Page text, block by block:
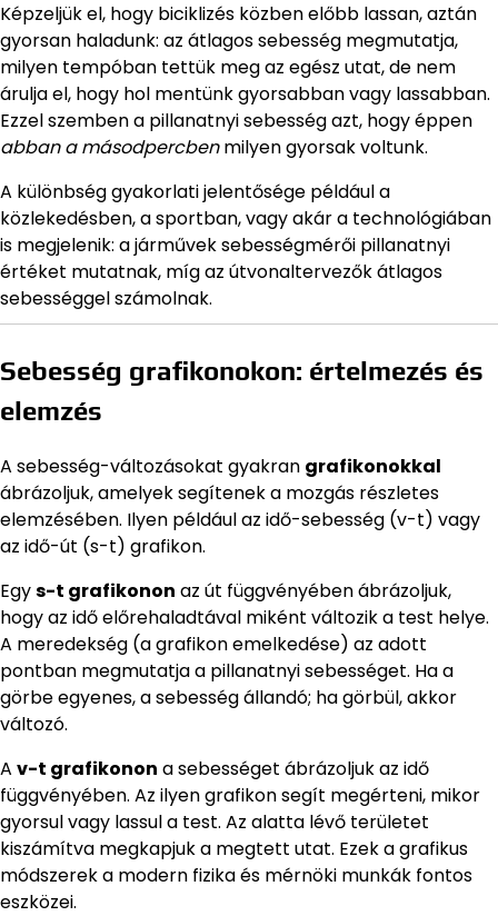
Képzeljük el, hogy biciklizés közben előbb lassan, aztán
gyorsan haladunk: az átlagos sebesség megmutatja,
milyen tempóban tettük meg az egész utat, de nem
árulja el, hogy hol mentünk gyorsabban vagy lassabban.
Ezzel szemben a pillanatnyi sebesség azt, hogy éppen
abban a másodpercbenmilyen gyorsak voltunk.
A különbség gyakorlati jelentősége például a
közlekedésben, a sportban, vagy akár a technológiában
is megjelenik: a járművek sebességmérői pillanatnyi
értéket mutatnak, míg az útvonaltervezők átlagos
sebességgel számolnak.
Sebesség grafikonokon: értelmezés és
elemzés
A sebesség-változásokat gyakran grafikonokkal
ábrázoljuk, amelyek segítenek a mozgás részletes
elemzésében. Ilyen például az idő-sebesség (v-t) vagy
az idő-út (s-t) grafikon.
Egys-t grafikonon az út függvényében ábrázoljuk,
hogy az idő előrehaladtával miként változik a test helye.
A meredekség (a grafikon emelkedése) az adott
pontban megmutatja a pillanatnyi sebességet. Ha a
görbe egyenes, a sebesség állandó; ha görbül, akkor
változó.
A v-t grafikonon a sebességet ábrázoljuk az idő
függvényében. Az ilyen grafikon segít megérteni, mikor
gyorsul vagy lassul a test. Az alatta lévő területet
kiszámítva megkapjuk a megtett utat. Ezek a grafikus
módszerek a modern fizika és mérnöki munkák fontos
eszközei.